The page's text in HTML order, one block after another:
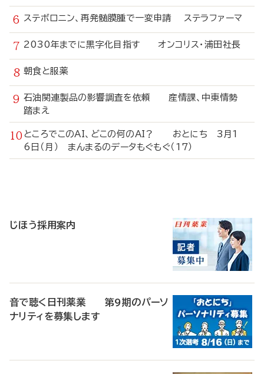
ステボロニン、再発髄膜腫で一変申請 ステラファーマ
2030年までに黒字化目指す オンコリス・浦田社長
朝食と服薬
石油関連製品の影響調査を依頼 産情課、中東情勢
踏まえ
ところでこのAI、どこの何のAI？ おとにち 3月1
6日（月） まんまるのデータもぐもぐ（17）
じほう採用案内
音で聴く日刊薬業 第9期のパーソ
ナリティを募集します